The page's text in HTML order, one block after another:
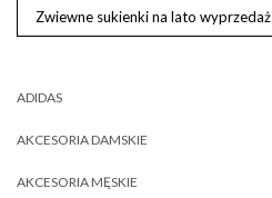
Zwiewne sukienki na lato wyprzedaż
ADIDAS
AKCESORIA DAMSKIE
AKCESORIA MĘSKIE